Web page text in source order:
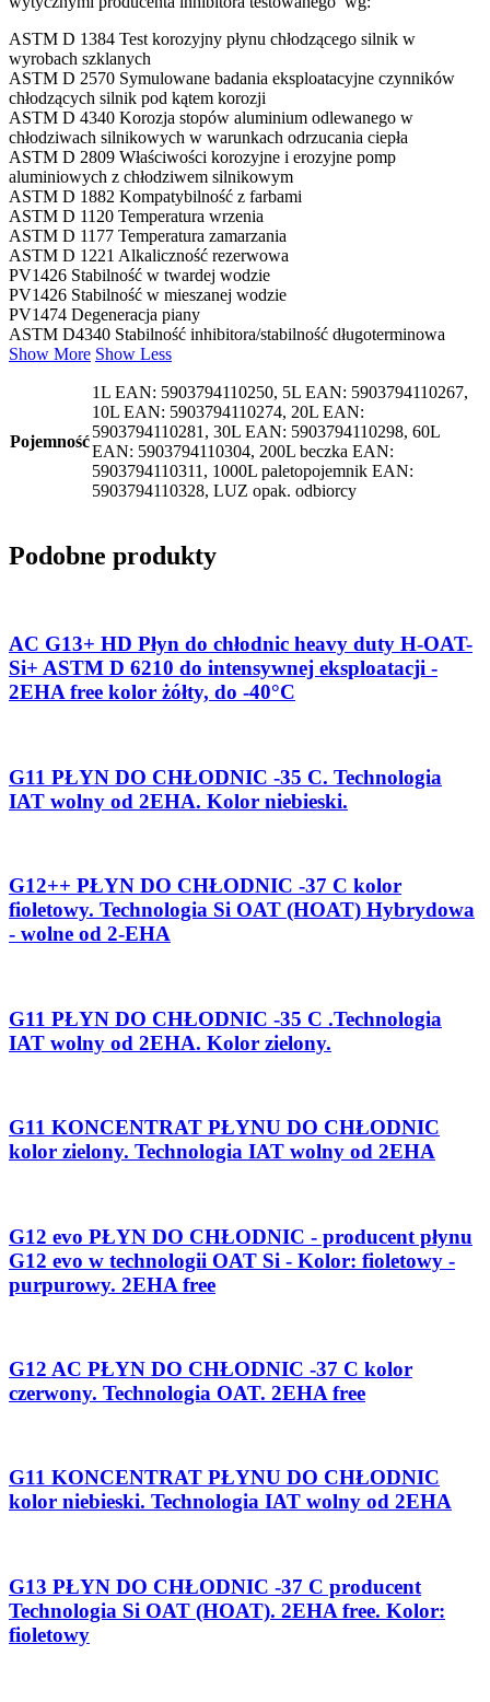
ASTM D 1384 Test korozyjny płynu chłodzącego silnik w
wyrobach szklanych
ASTM D 2570 Symulowane badania eksploatacyjne czynników
chłodzących silnik pod kątem korozji
ASTM D 4340 Korozja stopów aluminium odlewanego w
chłodziwach silnikowych w warunkach odrzucania ciepła
ASTM D 2809 Właściwości korozyjne i erozyjne pomp
aluminiowych z chłodziwem silnikowym
ASTM D 1882 Kompatybilność z farbami
ASTM D 1120 Temperatura wrzenia
ASTM D 1177 Temperatura zamarzania
ASTM D 1221 Alkaliczność rezerwowa
PV1426 Stabilność w twardej wodzie
PV1426 Stabilność w mieszanej wodzie
PV1474 Degeneracja piany
ASTM D4340 Stabilność inhibitora/stabilność długoterminowa
Show More Show Less
Pojemność
1L EAN: 5903794110250, 5L EAN: 5903794110267,
10L EAN: 5903794110274, 20L EAN:
5903794110281, 30L EAN: 5903794110298, 60L
EAN: 5903794110304, 200L beczka EAN:
5903794110311, 1000L paletopojemnik EAN:
5903794110328, LUZ opak. odbiorcy
Podobne produkty
AC G13+ HD Płyn do chłodnic heavy duty H-OAT-
Si+ ASTM D 6210 do intensywnej eksploatacji -
2EHA free kolor żółty, do -40°C
G11 PŁYN DO CHŁODNIC -35 C. Technologia
IAT wolny od 2EHA. Kolor niebieski.
G12++ PŁYN DO CHŁODNIC -37 C kolor
fioletowy. Technologia Si OAT (HOAT) Hybrydowa
- wolne od 2-EHA
G11 PŁYN DO CHŁODNIC -35 C .Technologia
IAT wolny od 2EHA. Kolor zielony.
G11 KONCENTRAT PŁYNU DO CHŁODNIC
kolor zielony. Technologia IAT wolny od 2EHA
G12 evo PŁYN DO CHŁODNIC - producent płynu
G12 evo w technologii OAT Si - Kolor: fioletowy -
purpurowy. 2EHA free
G12 AC PŁYN DO CHŁODNIC -37 C kolor
czerwony. Technologia OAT. 2EHA free
G11 KONCENTRAT PŁYNU DO CHŁODNIC
kolor niebieski. Technologia IAT wolny od 2EHA
G13 PŁYN DO CHŁODNIC -37 C producent
Technologia Si OAT (HOAT). 2EHA free. Kolor:
fioletowy